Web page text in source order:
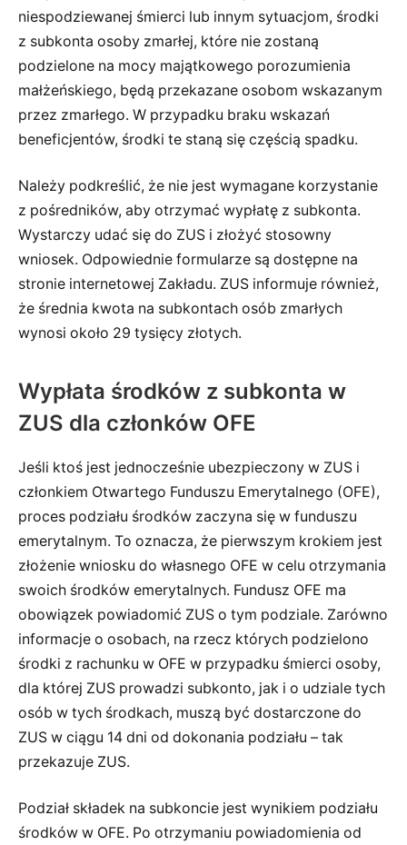
niespodziewanej śmierci lub innym sytuacjom, środki
z subkonta osoby zmarłej, które nie zostaną
podzielone na mocy majątkowego porozumienia
małżeńskiego, będą przekazane osobom wskazanym
przez zmarłego. W przypadku braku wskazań
beneficjentów, środki te staną się częścią spadku.
Należy podkreślić, że nie jest wymagane korzystanie
z pośredników, aby otrzymać wypłatę z subkonta.
Wystarczy udać się do ZUS i złożyć stosowny
wniosek. Odpowiednie formularze są dostępne na
stronie internetowej Zakładu. ZUS informuje również,
że średnia kwota na subkontach osób zmarłych
wynosi około 29 tysięcy złotych.
Wypłata środków z subkonta w
ZUS dla członków OFE
Jeśli ktoś jest jednocześnie ubezpieczony w ZUS i
członkiem Otwartego Funduszu Emerytalnego (OFE),
proces podziału środków zaczyna się w funduszu
emerytalnym. To oznacza, że pierwszym krokiem jest
złożenie wniosku do własnego OFE w celu otrzymania
swoich środków emerytalnych. Fundusz OFE ma
obowiązek powiadomić ZUS o tym podziale. Zarówno
informacje o osobach, na rzecz których podzielono
środki z rachunku w OFE w przypadku śmierci osoby,
dla której ZUS prowadzi subkonto, jak i o udziale tych
osób w tych środkach, muszą być dostarczone do
ZUS w ciągu 14 dni od dokonania podziału – tak
przekazuje ZUS.
Podział składek na subkoncie jest wynikiem podziału
środków w OFE. Po otrzymaniu powiadomienia od